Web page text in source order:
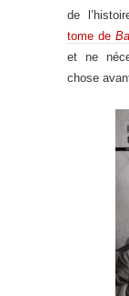
de
tome de
et ne
chose